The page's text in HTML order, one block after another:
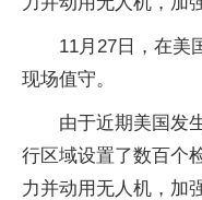
11月27日，在美
现场值守。
由于近期美国发
行区域设置了数百个
力并动用无人机，加